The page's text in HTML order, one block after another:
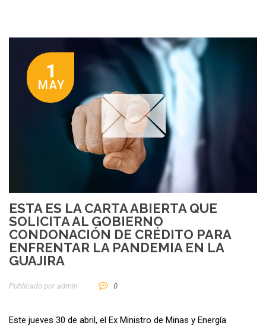
1
MAY
ESTA ES LA CARTA ABIERTA QUE
SOLICITA AL GOBIERNO
CONDONACIÓN DE CRÉDITO PARA
ENFRENTAR LA PANDEMIA EN LA
GUAJIRA
Publicado por Admin 0
Este jueves 30 de abril, el Ex Ministro de Minas y Energía